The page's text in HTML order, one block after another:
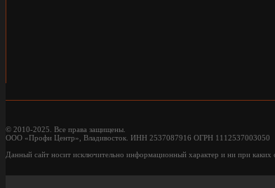
© 2010-2025. Все права защищены.
ООО «Профи Центр», Владивосток. ИНН 2537087916 ОГРН 1112537003050
Данный сайт носит исключительно информационный характер и ни при каких